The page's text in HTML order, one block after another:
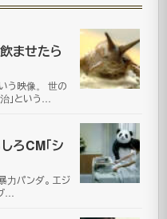
ませたら
う映像。 世の
」という…
ろCM「シ
パンダ。 エジ
…